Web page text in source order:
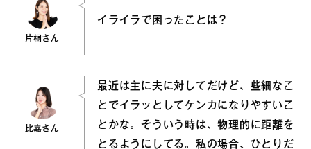
片桐さん
イライラで困ったことは？
比嘉さん
最近は主に夫に対してだけど、些細なこ
とでイラッとしてケンカになりやすいこ
とかな。そういう時は、物理的に距離を
とるようにしてる。私の場合、ひとりだ